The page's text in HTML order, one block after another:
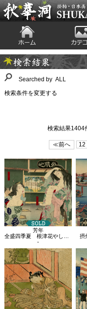
秋華洞 SHUKADO 掛軸・日本
ホーム カテ
検索結果
Searched by ALL
検索条件を変更する
検索結果1404
≪前へ 12
芳年
全盛四季夏 根津花やしき 大松楼
-
摂